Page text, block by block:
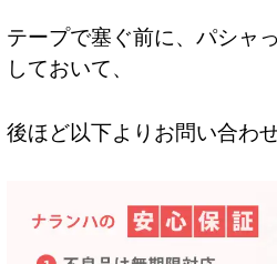
テープで塞ぐ前に、パシャ
しておいて、
後ほど以下よりお問い合わせ